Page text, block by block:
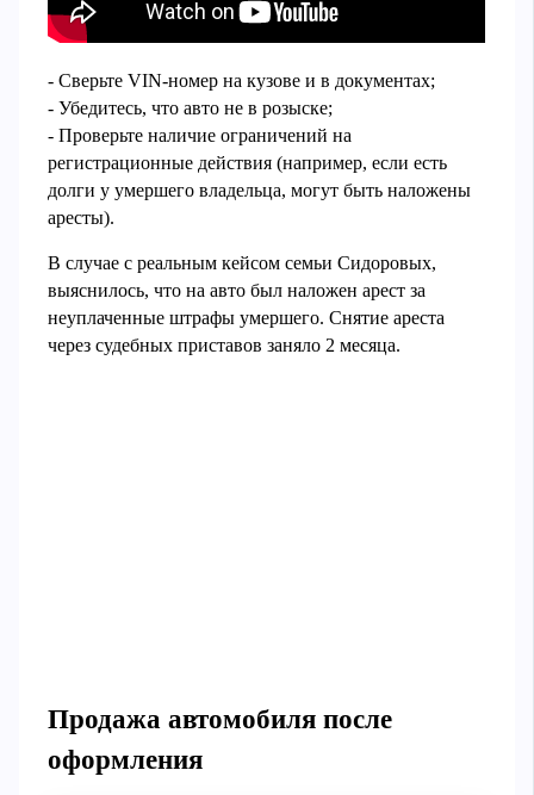
- Сверьте VIN-номер на кузове и в документах;
- Убедитесь, что авто не в розыске;
- Проверьте наличие ограничений на
регистрационные действия (например, если есть
долги у умершего владельца, могут быть наложены
аресты).
В случае с реальным кейсом семьи Сидоровых,
выяснилось, что на авто был наложен арест за
неуплаченные штрафы умершего. Снятие ареста
через судебных приставов заняло 2 месяца.
Продажа автомобиля после
оформления